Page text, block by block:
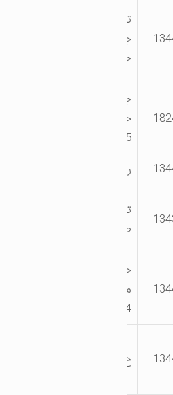
جاده اسالم به
خلخال
جاده اسالم به
خلخال کیلومتر
روستای اوله کری
تالش شهرک
صنعتی
خیابان ساحل –
خ صدف 2